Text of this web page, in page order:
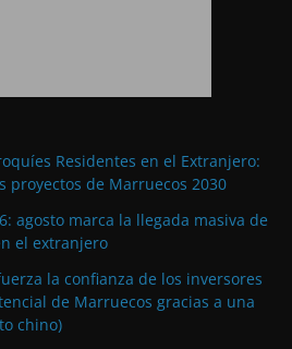
Residentes en el Extranjero:
proyectos de Marruecos 2030
agosto marca la llegada masiva de
el extranjero
la confianza de los inversores
de Marruecos gracias a una
chino)